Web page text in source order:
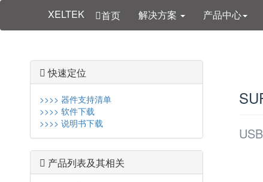
XELTEK 首页 解决方案 产品中心
快速定位
>>>> 器件支持清单
>>>> 软件下载
>>>> 说明书下载
产品列表及其相关